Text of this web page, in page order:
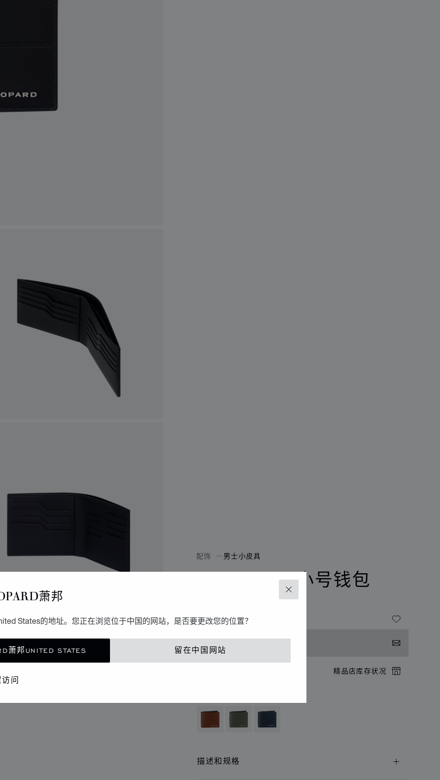
关闭
萧邦
States的地址。您正在浏览位于中国的网站，是否要更改您的位置？
萧邦UNITED STATES 留在中国网站
问
配饰 男士小皮具
HERITAGE小号钱包
精品店库存状况
描述和规格